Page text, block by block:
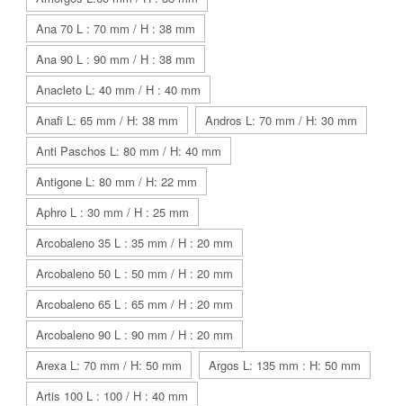
Ana 70 L : 70 mm / H : 38 mm
Ana 90 L : 90 mm / H : 38 mm
Anacleto L: 40 mm / H : 40 mm
Anafi L: 65 mm / H: 38 mm
Andros L: 70 mm / H: 30 mm
Anti Paschos L: 80 mm / H: 40 mm
Antigone L: 80 mm / H: 22 mm
Aphro L : 30 mm / H : 25 mm
Arcobaleno 35 L : 35 mm / H : 20 mm
Arcobaleno 50 L : 50 mm / H : 20 mm
Arcobaleno 65 L : 65 mm / H : 20 mm
Arcobaleno 90 L : 90 mm / H : 20 mm
Arexa L: 70 mm / H: 50 mm
Argos L: 135 mm : H: 50 mm
Artis 100 L : 100 / H : 40 mm